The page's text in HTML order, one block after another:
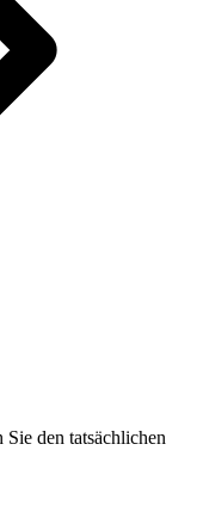
den tatsächlichen